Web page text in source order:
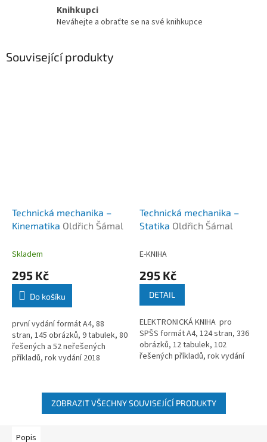
Knihkupci
Neváhejte a obraťte se na své knihkupce
Související produkty
Technická mechanika –
Kinematika Oldřich Šámal
Skladem
295 Kč
Do košíku
první vydání formát A4, 88
stran, 145 obrázků, 9 tabulek, 80
řešených a 52 neřešených
příkladů, rok vydání 2018
Technická mechanika –
Statika Oldřich Šámal
E-KNIHA
295 Kč
DETAIL
ELEKTRONICKÁ KNIHA pro
SPŠS formát A4, 124 stran, 336
obrázků, 12 tabulek, 102
řešených příkladů, rok vydání
ZOBRAZIT VŠECHNY SOUVISEJÍCÍ PRODUKTY
Popis